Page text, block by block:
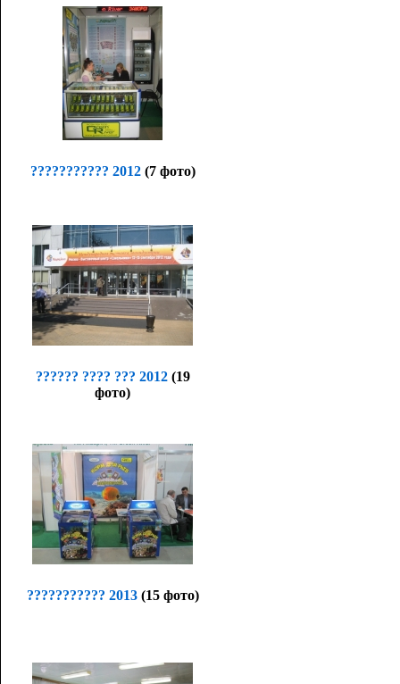
??????????? 2012 (7 фото)
?????? ???? ??? 2012 (19
фото)
??????????? 2013 (15 фото)